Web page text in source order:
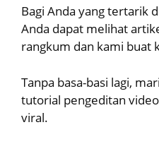
Bagi Anda yang tertarik
Anda dapat melihat
rangkum dan kami buat
Tanpa basa-basi lagi,
tutorial pengeditan
viral.